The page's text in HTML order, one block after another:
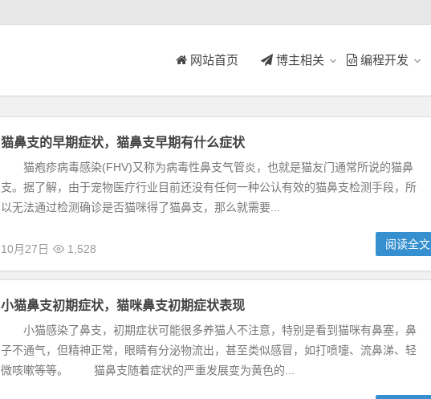
网站首页 博主相关 编程开发
猫鼻支的早期症状，猫鼻支早期有什么症状
猫疱疹病毒感染(FHV)又称为病毒性鼻支气管炎，也就是猫友门通常所说的猫鼻
支。据了解，由于宠物医疗行业目前还没有任何一种公认有效的猫鼻支检测手段，所
以无法通过检测确诊是否猫咪得了猫鼻支，那么就需要...
10月27日 1,528 阅读全文
小猫鼻支初期症状，猫咪鼻支初期症状表现
小猫感染了鼻支，初期症状可能很多养猫人不注意，特别是看到猫咪有鼻塞，鼻
子不通气，但精神正常，眼睛有分泌物流出，甚至类似感冒，如打喷嚏、流鼻涕、轻
微咳嗽等等。 猫鼻支随着症状的严重发展变为黄色的...